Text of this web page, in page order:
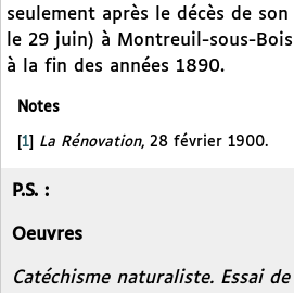
seulement après le décès de
le 29 juin) à Montreuil-sous-
à la fin des années 1890.
Notes
1 La Rénovation, 28 février 1900.
P.S. :
Oeuvres
Catéchisme naturaliste. Essai